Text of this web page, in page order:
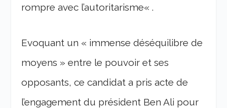
rompre avec l’autoritarisme« .
Evoquant un « immense déséquilibre de
moyens » entre le pouvoir et ses
opposants, ce candidat a pris acte de
l’engagement du président Ben Ali pour